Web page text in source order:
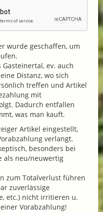
wurde geschaffen, um
ev. auch
Distanz, wo sich
treffen und Artikel
mit
Dadurch entfallen
was man kauft.
Artikel eingestellt,
verlangt.
besonders bei
als neu/neuwertig
zum Totalverlust führen
zuverlässige
etc.) nicht irritieren u.
Vorabzahlung!